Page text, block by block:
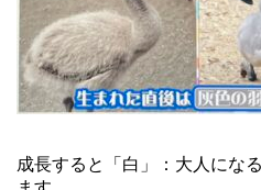
成長すると「白」：大人にな